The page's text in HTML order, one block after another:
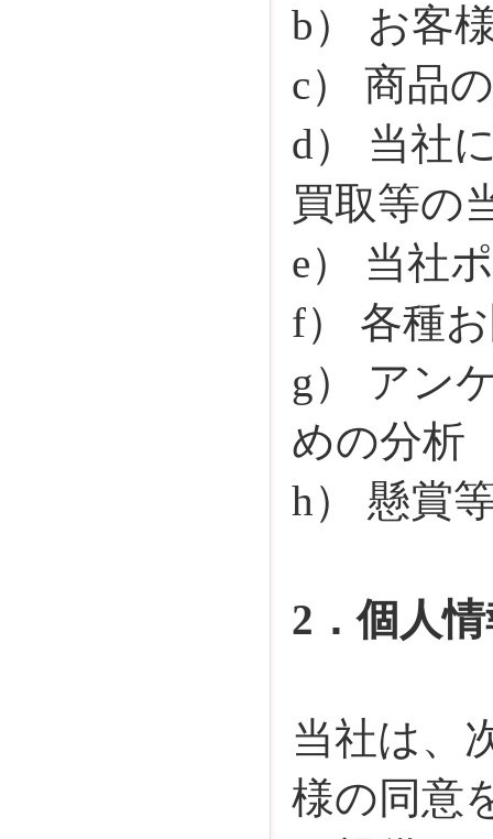
b） お客
c） 商品
d） 当社
買取等の
e） 当社
f） 各種
g） アン
めの分析
h） 懸賞
2．個人
当社は、
様の同意